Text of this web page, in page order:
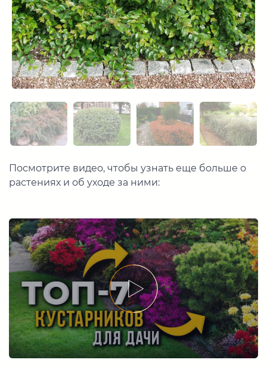
Посмотрите видео, чтобы узнать еще больше о
растениях и об уходе за ними: